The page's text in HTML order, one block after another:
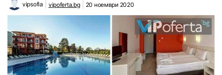
vipsofia vipoferta.bg 20 ноември 2020